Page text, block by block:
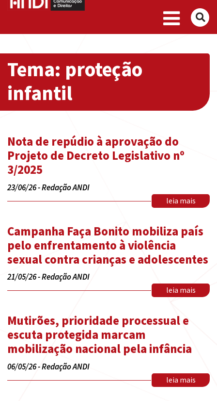
Buscar
Tema: proteção
infantil
Nota de repúdio à aprovação do
Projeto de Decreto Legislativo nº
3/2025
23/06/26 - Redação ANDI
leia mais
Campanha Faça Bonito mobiliza país
pelo enfrentamento à violência
sexual contra crianças e adolescentes
21/05/26 - Redação ANDI
leia mais
Mutirões, prioridade processual e
escuta protegida marcam
mobilização nacional pela infância
06/05/26 - Redação ANDI
leia mais